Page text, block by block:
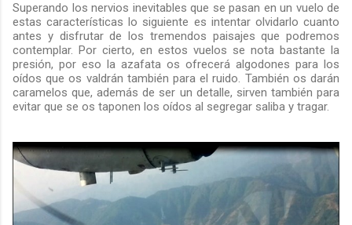
Superando los nervios inevitables que se pasan en un vuelo de
estas características lo siguiente es intentar olvidarlo cuanto
antes y disfrutar de los tremendos paisajes que podremos
contemplar. Por cierto, en estos vuelos se nota bastante la
presión, por eso la azafata os ofrecerá algodones para los
oídos que os valdrán también para el ruido. También os darán
caramelos que, además de ser un detalle, sirven también para
evitar que se os taponen los oídos al segregar saliba y tragar.